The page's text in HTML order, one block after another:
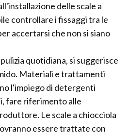
delle scale a
controllare i fissaggi tra le
accertarsi che non si siano
quotidiana, si suggerisce
Materiali e trattamenti
l'impiego di detergenti
fare riferimento alle
Le scale a chiocciola
essere trattate con